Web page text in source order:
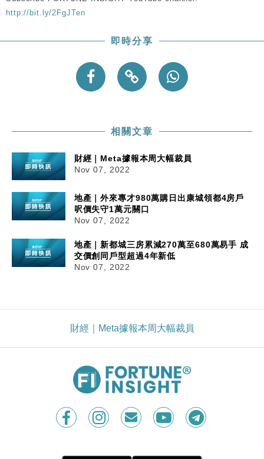
http://bit.ly/2FgJTen
即時分享
相關文章
財經｜Meta據報本周大幅裁員
Nov 07, 2022
地產｜外來專才980萬購日出康城領都4房戶
呎價失守1萬元關口
Nov 07, 2022
地產｜新都城三房累減270萬至680萬易手 成
交價創同戶型超過4年新低
Nov 07, 2022
財經｜Meta據報本周大幅裁員